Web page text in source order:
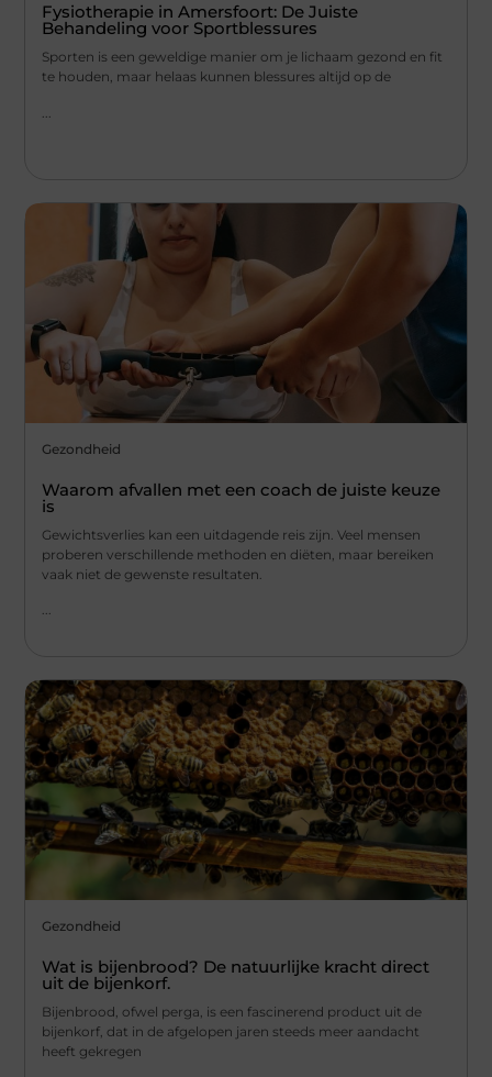
Fysiotherapie in Amersfoort: De Juiste
Behandeling voor Sportblessures
Sporten is een geweldige manier om je lichaam gezond en fit
te houden, maar helaas kunnen blessures altijd op de
Gezondheid
Waarom afvallen met een coach de juiste keuze
is
Gewichtsverlies kan een uitdagende reis zijn. Veel mensen
proberen verschillende methoden en diëten, maar bereiken
vaak niet de gewenste resultaten.
Gezondheid
Wat is bijenbrood? De natuurlijke kracht direct
uit de bijenkorf.
Bijenbrood, ofwel perga, is een fascinerend product uit de
bijenkorf, dat in de afgelopen jaren steeds meer aandacht
heeft gekregen